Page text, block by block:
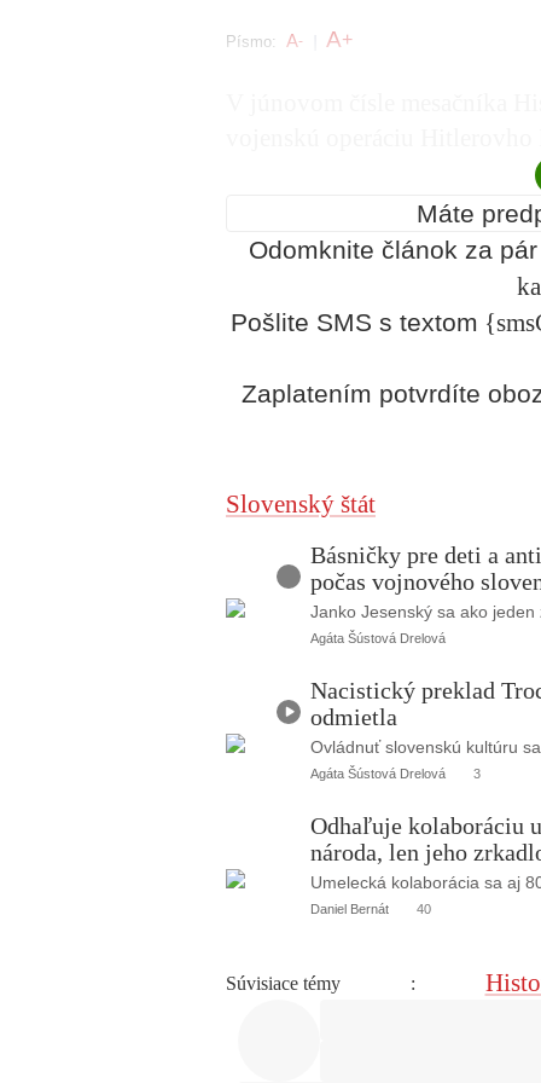
Písmo: A- A+
Máte
Odomknite článok za
Pošlite SMS s textom
Zaplatením potvrdíte
Slovenský štát
d
i
Básničky pre deti a
počas vojnového
Janko Jesenský sa ako jeden
Agáta Šústová Drelová
d
Nacistický preklad
odmietla
Ovládnuť slovenskú kultúru
Agáta Šústová Drelová 3
Odhaľuje kolaboráciu
národa, len jeho
Umelecká kolaborácia sa aj
Daniel Bernát 40
Súvisiace témy :